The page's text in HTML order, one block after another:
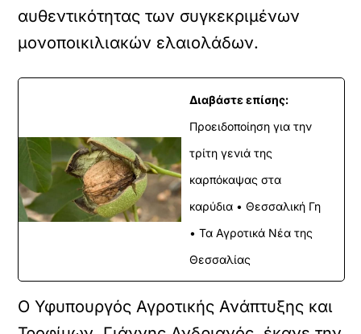
αυθεντικότητας των συγκεκριμένων
μονοποικιλιακών ελαιολάδων.
Διαβάστε επίσης:
Προειδοποίηση για την
τρίτη γενιά της
καρπόκαψας στα
καρύδια • Θεσσαλική Γη
• Τα Αγροτικά Νέα της
Θεσσαλίας
Ο Υφυπουργός Αγροτικής Ανάπτυξης και